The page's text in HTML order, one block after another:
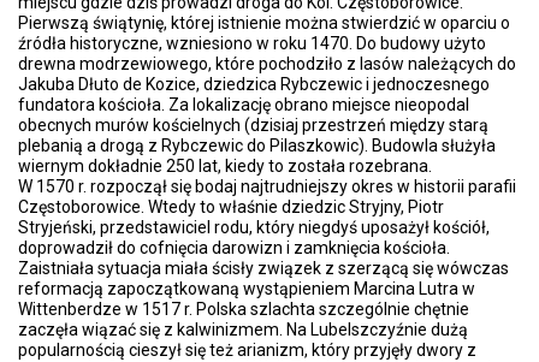
Pierwszą świątynię, której istnienie można stwierdzić w oparciu o
źródła historyczne, wzniesiono w roku 1470. Do budowy użyto
drewna modrzewiowego, które pochodziło z lasów należących do
Jakuba Dłuto de Kozice, dziedzica Rybczewic i jednoczesnego
fundatora kościoła. Za lokalizację obrano miejsce nieopodal
obecnych murów kościelnych (dzisiaj przestrzeń między starą
plebanią a drogą z Rybczewic do Pilaszkowic). Budowla służyła
wiernym dokładnie 250 lat, kiedy to została rozebrana.
W 1570 r. rozpoczął się bodaj najtrudniejszy okres w historii parafii
Częstoborowice. Wtedy to właśnie dziedzic Stryjny, Piotr
Stryjeński, przedstawiciel rodu, który niegdyś uposażył kościół,
doprowadził do cofnięcia darowizn i zamknięcia kościoła.
Zaistniała sytuacja miała ścisły związek z szerzącą się wówczas
reformacją zapoczątkowaną wystąpieniem Marcina Lutra w
Wittenberdze w 1517 r. Polska szlachta szczególnie chętnie
zaczęła wiązać się z kalwinizmem. Na Lubelszczyźnie dużą
popularnością cieszył się też arianizm, który przyjęły dwory z